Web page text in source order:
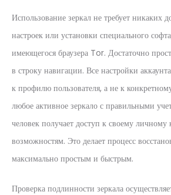
Использование зеркал не требует никаких
настроек или установки специального
имеющегося браузера Tor. Достаточно
в строку навигации. Все настройки
к профилю пользователя, а не к
любое активное зеркало с правильными
человек получает доступ к своему личному
возможностям. Это делает процесс
максимально простым и быстрым.
Проверка подлинности зеркала